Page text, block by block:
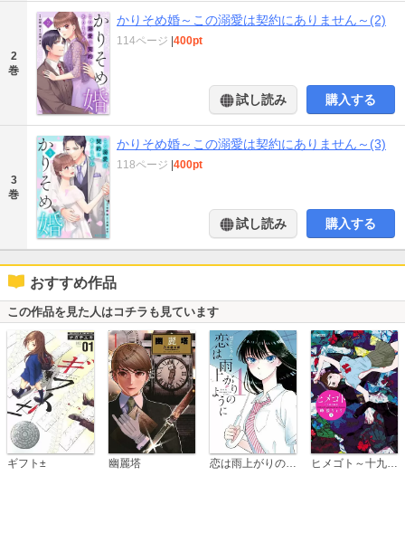
2
巻
かりそめ婚～この溺愛は契約にありません～(2)
114ページ |400pt
試し読み 購入する
3
巻
かりそめ婚～この溺愛は契約にありません～(3)
118ページ |400pt
試し読み 購入する
おすすめ作品
この作品を見た人はコチラも見ています
ギフト± 幽麗塔 ヒメゴト～十九歳の制服～